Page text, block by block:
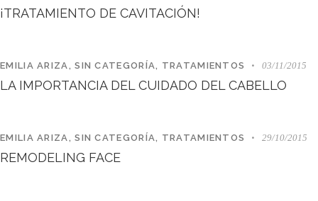
¡TRATAMIENTO DE CAVITACIÓN!
EMILIA ARIZA,SIN CATEGORÍA, TRATAMIENTOS 03/11/2015
LA IMPORTANCIA DEL CUIDADO DEL CABELLO
EMILIA ARIZA,SIN CATEGORÍA, TRATAMIENTOS 29/10/2015
REMODELING FACE